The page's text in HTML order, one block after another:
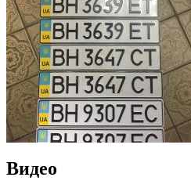
Видео